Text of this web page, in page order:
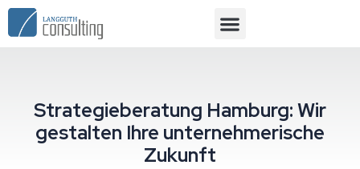
Strategieberatung Hamburg: Wir
gestalten Ihre unternehmerische
Zukunft